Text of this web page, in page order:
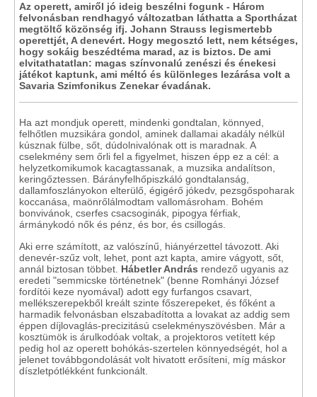
Az operett, amiről jó ideig beszélni fogunk - Három
felvonásban rendhagyó változatban láthatta a Sportházat
megtöltő közönség ifj. Johann Strauss legismertebb
operettjét, A denevért. Hogy megosztó lett, nem kétséges,
hogy sokáig beszédtéma marad, az is biztos. De ami
elvitathatatlan: magas színvonalú zenészi és énekesi
játékot kaptunk, ami méltó és különleges lezárása volt a
Savaria Szimfonikus Zenekar évadának.
Ha azt mondjuk operett, mindenki gondtalan, könnyed,
felhőtlen muzsikára gondol, aminek dallamai akadály nélkül
kúsznak fülbe, sőt, dúdolnivalónak ott is maradnak. A
cselekmény sem őrli fel a figyelmet, hiszen épp ez a cél: a
helyzetkomikumok kacagtassanak, a muzsika andalítson,
keringőztessen. Bárányfelhőpiszkáló gondtalanság,
dallamfoszlányokon elterülő, égigérő jókedv, pezsgőspoharak
koccanása, maönrőlálmodtam vallomásroham. Bohém
bonvivánok, cserfes csacsoginák, pipogya férfiak,
ármánykodó nők és pénz, és bor, és csillogás.
Aki erre számított, az valószínű, hiányérzettel távozott. Aki
denevér-szűz volt, lehet, pont azt kapta, amire vágyott, sőt,
annál biztosan többet. Hábetler András rendező ugyanis az
eredeti "semmicske történetnek" (benne Romhányi József
fordítói keze nyomával) adott egy furfangos csavart,
mellékszerepekből kreált szinte főszerepeket, és főként a
harmadik felvonásban elszabadította a lovakat az addig sem
éppen díjlovaglás-precizitású cselekményszövésben. Már a
kosztümök is árulkodóak voltak, a projektoros vetített kép
pedig hol az operett bohókás-szertelen könnyedségét, hol a
jelenet továbbgondolását volt hivatott erősíteni, míg máskor
díszletpótlékként funkcionált.